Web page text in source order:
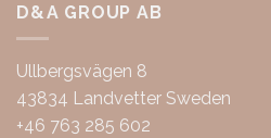
D&A GROUP AB
Ullbergsvägen 8
43834 Landvetter Sweden
+46 763 285 602